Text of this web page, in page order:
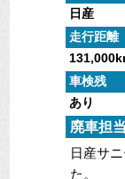
日産
走行距離
車検残
あり
廃車担
日産サ
た。